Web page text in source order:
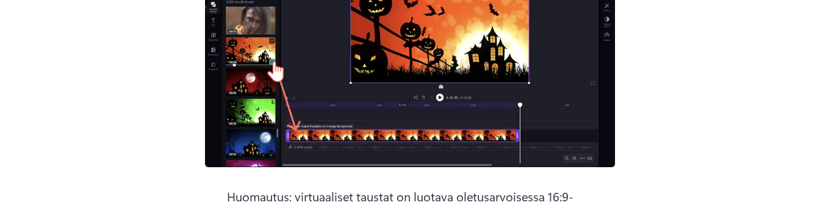
Huomautus: virtuaaliset taustat on luotava oletusarvoisessa 16:9-